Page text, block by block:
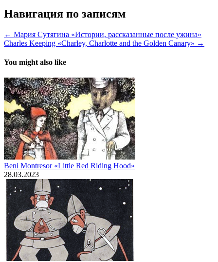
Навигация по записям
← Мария Сутягина «Истории, рассказанные после ужина»
Charles Keeping «Charley, Charlotte and the Golden Canary» →
You might also like
Beni Montresor «Little Red Riding Hood»
28.03.2023